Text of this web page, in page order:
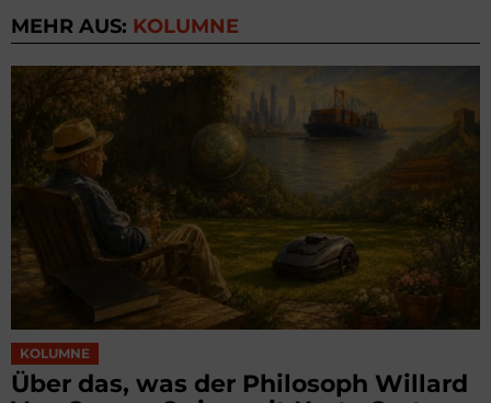
MEHR AUS: KOLUMNE
KOLUMNE
Über das, was der Philosoph Willard